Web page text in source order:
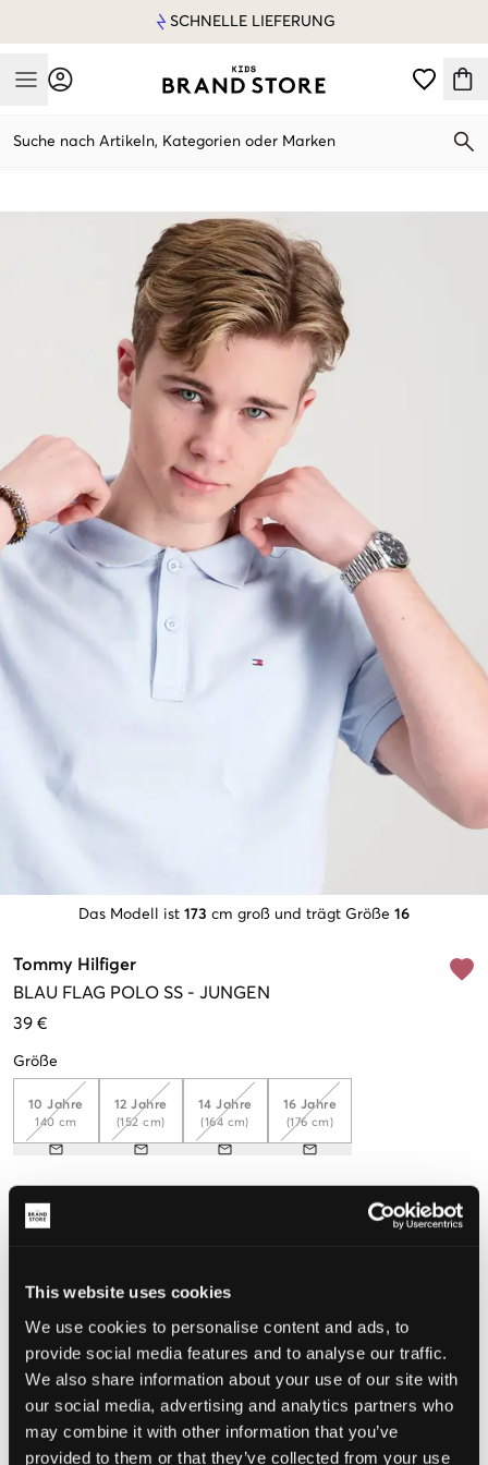
This website uses cookies
We use cookies to personalise content and ads, to
provide social media features and to analyse our traffic.
We also share information about your use of our site with
our social media, advertising and analytics partners who
may combine it with other information that you’ve
provided to them or that they’ve collected from your use
SCHNELLE LIEFERUNG
Mobile Menu
Suche nach Artikeln, Kategorien oder Marken
Das Modell ist 173 cm groß und trägt Größe 16
Tommy Hilfiger
BLAU FLAG POLO SS - JUNGEN
39 €
Größe
10 Jahre
140 cm
12 Jahre
(152 cm)
14 Jahre
(164 cm)
16 Jahre
(176 cm)
Wahrgenommene Größe
GRÖSSENBERATER
WÄHLEN SIE EINE GRÖSSE
Gratis versand über €69
Widerrufsrechtinnerhalb von 60 Tagen